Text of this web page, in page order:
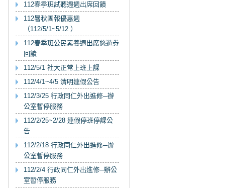
112春季班試聽週週出席回饋
112暑秋團報優惠週
（112/5/1~5/12 ）
112春季班公民素養週出席悠遊券
回饋
112/5/1 社大正常上班上課
112/4/1~4/5 清明連假公告
112/3/25 行政同仁外出進修─辦
公室暫停服務
112/2/25~2/28 連假停班停課公
告
112/2/18 行政同仁外出進修─辦
公室暫停服務
112/2/4 行政同仁外出進修─辦公
室暫停服務